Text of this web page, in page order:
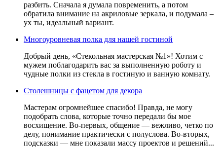
разбить. Сначала я думала повременить, а потом
обратила внимание на акриловые зеркала, и подумала –
ух ты, идеальный вариант.
Многоуровневая полка для нашей гостиной
Добрый день, «Стекольная мастерская №1»! Хотим с
мужем поблагодарить вас за выполненную роботу и
чудные полки из стекла в гостиную и ванную комнату.
Столешницы с фацетом для декора
Мастерам огромнейшее спасибо! Правда, не могу
подобрать слова, которые точно передали бы мое
восхищение. Во-первых, общение — вежливо, четко по
делу, понимание практически с полуслова. Во-вторых,
подсказки — мне показали массу проектов и решений...